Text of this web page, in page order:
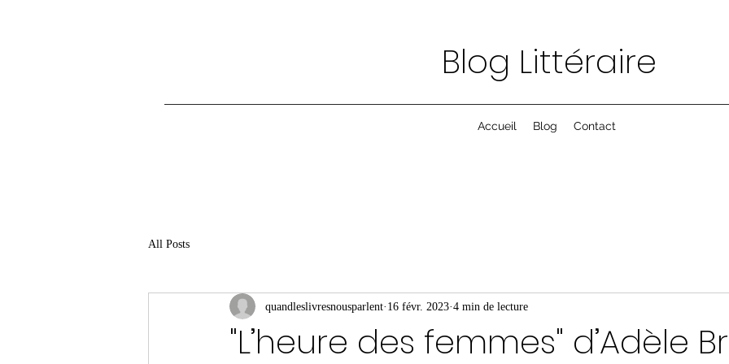
Blog Littéraire
Accueil Blog Contact
All Posts
"L’heure des femmes" d’Adèle
quandleslivresnousparlent 16 févr. 2023 4 min de lecture